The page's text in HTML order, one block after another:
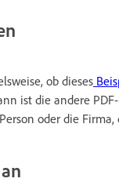
ob dieses
ist die andere
oder die